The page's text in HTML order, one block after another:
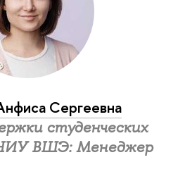
Сергеевна
студенческих
ВШЭ: Менеджер